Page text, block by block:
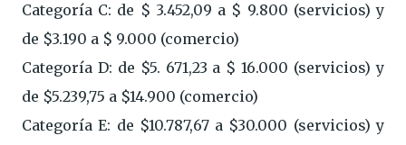
Categoría C: de $ 3.452,09 a $ 9.800 (servicios) y
de $3.190 a $ 9.000 (comercio)
Categoría D: de $5. 671,23 a $ 16.000 (servicios) y
de $5.239,75 a $14.900 (comercio)
Categoría E: de $10.787,67 a $30.000 (servicios) y